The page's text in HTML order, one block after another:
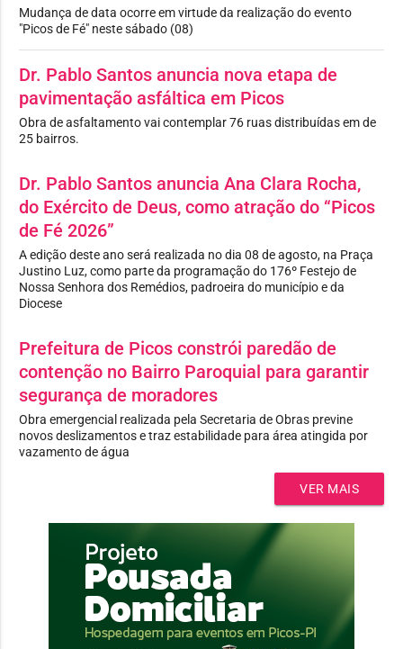
Mudança de data ocorre em virtude da realização do evento
"Picos de Fé" neste sábado (08)
Dr. Pablo Santos anuncia nova etapa de
pavimentação asfáltica em Picos
Obra de asfaltamento vai contemplar 76 ruas distribuídas em de
25 bairros.
Dr. Pablo Santos anuncia Ana Clara Rocha,
do Exército de Deus, como atração do “Picos
de Fé 2026”
A edição deste ano será realizada no dia 08 de agosto, na Praça
Justino Luz, como parte da programação do 176º Festejo de
Nossa Senhora dos Remédios, padroeira do município e da
Diocese
Prefeitura de Picos constrói paredão de
contenção no Bairro Paroquial para garantir
segurança de moradores
Obra emergencial realizada pela Secretaria de Obras previne
novos deslizamentos e traz estabilidade para área atingida por
vazamento de água
VER MAIS